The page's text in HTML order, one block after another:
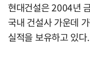
현대건설은 2004년
국내 건설사 가운데
실적을 보유하고 있다.